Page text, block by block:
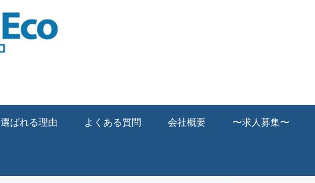
選ばれる理由 よくある質問 会社概要 〜求人募集〜